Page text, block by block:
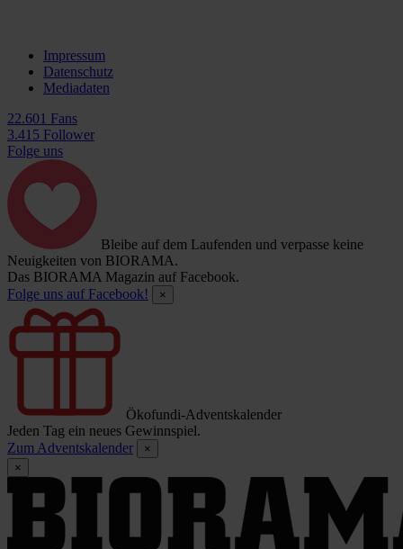
Impressum
Datenschutz
Mediadaten
22.601 Fans
3.415 Follower
Folge uns
Bleibe auf dem Laufenden und verpasse keine
Neuigkeiten von BIORAMA.
Das BIORAMA Magazin auf Facebook.
Folge uns auf Facebook!
×
Ökofundi-Adventskalender
Jeden Tag ein neues Gewinnspiel.
Zum Adventskalender
×
×